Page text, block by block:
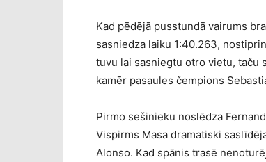
Kad pēdējā pusstundā vairums
sasniedza laiku 1:40.263,
tuvu lai sasniegtu otro vietu, taču
kamēr pasaules čempions
Pirmo sešinieku noslēdza
Vispirms Masa dramatiski
Alonso. Kad spānis trasē